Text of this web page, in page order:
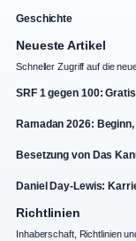
Geschichte
Neueste Artikel
Schneller Zugriff auf die
SRF 1 gegen 100:
Ramadan 2026:
Besetzung von Das
Daniel Day-Lewis:
Richtlinien
Inhaberschaft, Richtlinien